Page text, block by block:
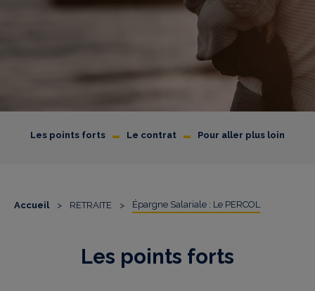
Les points forts - Le contrat - Pour aller plus loin
Accueil > RETRAITE > Épargne Salariale : Le PERCOL
Les points forts